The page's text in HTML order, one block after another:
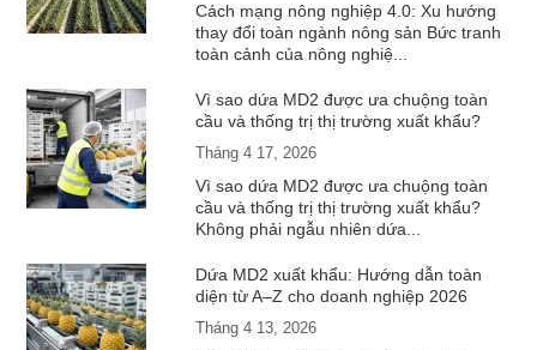
Cách mạng nông nghiệp 4.0: Xu hướng
thay đổi toàn ngành nông sản Bức tranh
toàn cảnh của nông nghiệ...
Vì sao dứa MD2 được ưa chuộng toàn
cầu và thống trị thị trường xuất khẩu?
Tháng 4 17, 2026
Vì sao dứa MD2 được ưa chuộng toàn
cầu và thống trị thị trường xuất khẩu?
Không phải ngẫu nhiên dứa...
Dứa MD2 xuất khẩu: Hướng dẫn toàn
diện từ A–Z cho doanh nghiệp 2026
Tháng 4 13, 2026